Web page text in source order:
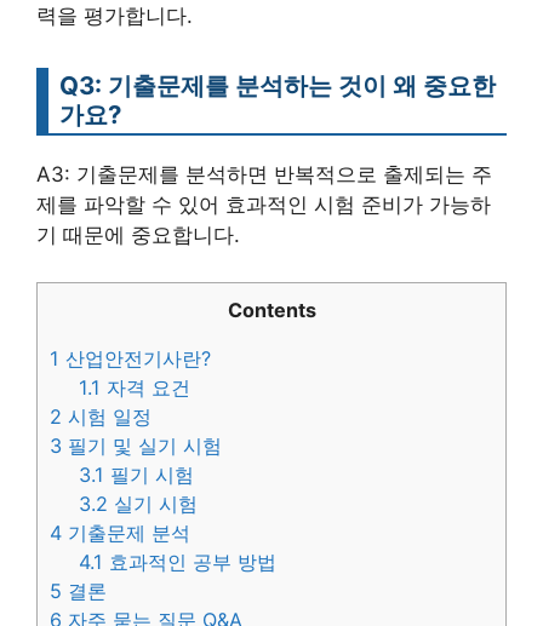
력을 평가합니다.
Q3: 기출문제를 분석하는 것이 왜 중요한
가요?
A3: 기출문제를 분석하면 반복적으로 출제되는 주
제를 파악할 수 있어 효과적인 시험 준비가 가능하
기 때문에 중요합니다.
Contents
1 산업안전기사란?
1.1 자격 요건
2 시험 일정
3 필기 및 실기 시험
3.1 필기 시험
3.2 실기 시험
4 기출문제 분석
4.1 효과적인 공부 방법
5 결론
6 자주 묻는 질문 Q&A